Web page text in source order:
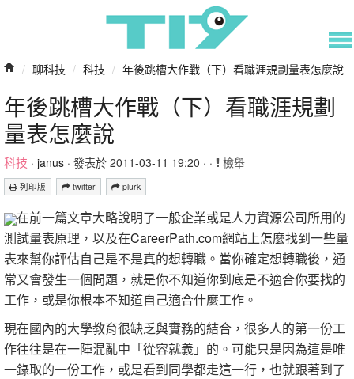
/ 聊科技 / 科技 / 年後跳槽大作戰（下）看職涯規劃量表怎麼說
年後跳槽大作戰（下）看職涯規劃
量表怎麼說
科技 · janus · 發表於 2011-03-11 19:20 · · 檢舉
列印版 twitter plurk
在前一篇文章大略說明了一般企業或是人力資源公司所用的
測試量表原理，以及在CareerPath.com網站上怎麼找到一些量
表來幫你評估自己是不是真的想轉職。當你確定想轉職後，通
常又會發生一個問題，就是你不知道你到底是不適合你要找的
工作，或是你根本不知道自己適合什麼工作。
現在國內的大學教育很缺乏與實務的結合，很多人的第一份工
作往往是在一陣混亂中「從容就義」的。可能只是因為這是唯
一錄取的一份工作，或是看到同學都走這一行，也就跟著到了